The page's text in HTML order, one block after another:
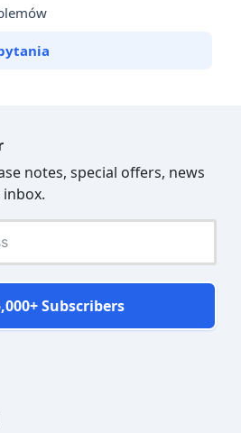
notes, special offers, news
Subscribers